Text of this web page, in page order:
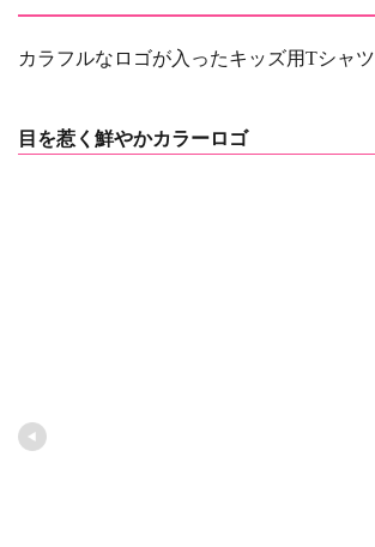
カラフルなロゴが入ったキッズ用Tシャツ
目を惹く鮮やかカラーロゴ